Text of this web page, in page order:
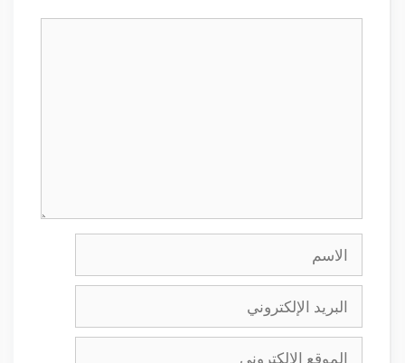
الاسم
البريد
الإلكتروني
الموقع